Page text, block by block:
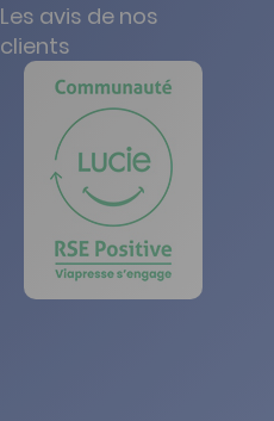
Les avis de nos
clients